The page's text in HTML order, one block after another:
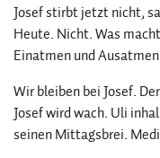
Josef stirbt jetzt nicht,
Heute. Nicht. Was
Einatmen und
Wir bleiben bei Josef.
Josef wird wach. Uli
seinen Mittagsbrei.